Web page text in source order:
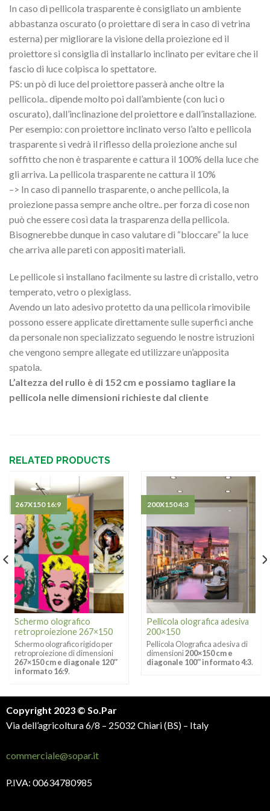
In caso di pellicola trasparente è consigliato un ambiente
abbastanza oscurato (o proiettare di sera in caso di vetrina
esterna) per migliorare la visione della proiezione ed il
proiettore si consiglia di installarlo inclinato per evitare che il
fascio di luce colpisca lo spettatore.
PS: un pò di luce del proiettore passerà anche oltre la
pellicola.. dipende molto poi dall’ambiente (con luci o
oscurato), dall’inclinazione del proiettore e dall’installazione.
Per esempio: con proiettore inclinato verso l’alto e pellicola
trasparente si vedrà il riflesso della proiezione anche sul
soffitto che non è trasparente e cattura il 100% della luce che
gli arriva. La pellicola trasparente ne cattura il 10%
–> In caso di pannello trasparente, o anche pellicola, la
proiezione passa sempre anche oltre.. per forza di cose non
può che essere così data la trasparenza della pellicola.
Bisognerebbe dunque in caso valutare di “bloccare” la luce
che arriva alle pareti con appositi materiali.
Le pellicole si installano facilmente su lastre di cristallo, vetro
temperato, vetro o plexiglass.
Avendo un lato adesivo protetto da una pellicola rimovibile
possono essere applicate direttamente sulle superfici anche
da personale non specializzato seguendo le nostre istruzioni
che vengono sempre allegate ed utilizzare un’apposita
spatola.
L’altezza del rullo è di 152 cm e possiamo tagliare la
pellicola nelle dimensioni richieste dal cliente
RELATED PRODUCTS
Schermo olografico
retroproiezione 267×150
Schermo olografico rigido per
retroproiezione di dimensioni
267×150 cm e diagonale 120″
in formato 16:9.
267X150 16:9
Pellicola olografica adesiva
200×150
Pellicola Olografica adesiva di
dimensioni200×150 cm e
diagonale 100″ in formato 4:3.
200X150 4:3
Copyright 2023 © So.Par
Via dell’agricoltura 6/8 – 25032 Chiari (BS) – Italy
commerciale@sopar.it
P.IVA: 00634780985